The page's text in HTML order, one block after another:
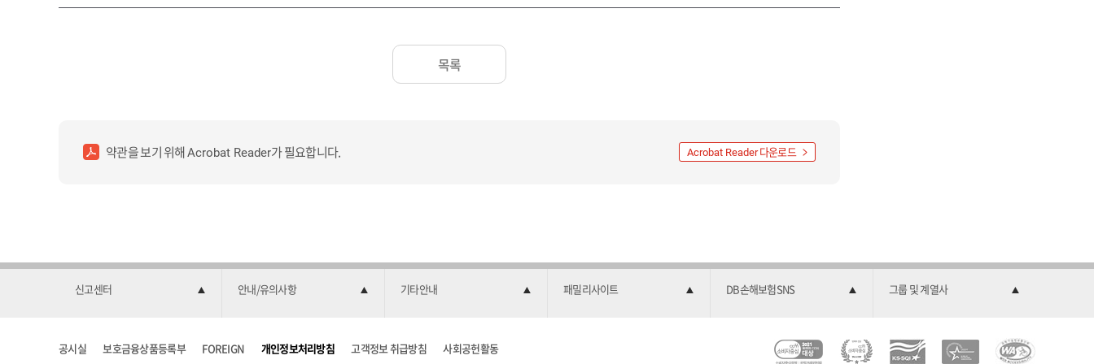
목록
약관을 보기 위해Acrobat Reader가 필요합니다. Acrobat Reader다운로드
신고센터 안내/유의사항 기타안내 패밀리사이트 DB손해보험SNS 그룹 및 계열사
공시실 보호금융상품등록부 FOREIGN 개인정보처리방침 고객정보 취급방침 사회공헌활동
C
소
2
한
과